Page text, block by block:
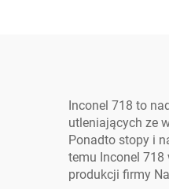
Inconel 718 to
utleniających ze
Ponadto stopy i
temu Inconel 718
produkcji firmy